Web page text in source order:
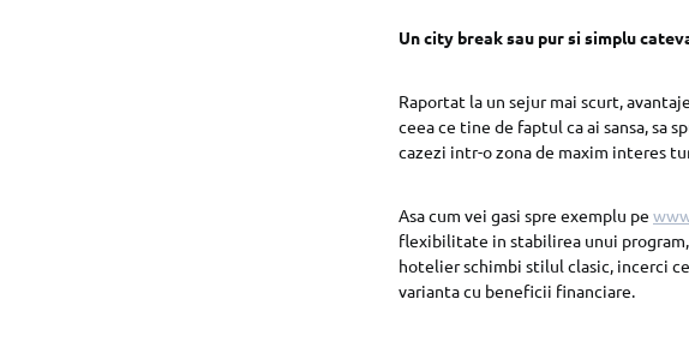
Un city break sau pur si simplu
Raportat la un sejur mai scurt,
ceea ce tine de faptul ca ai sansa, sa
cazezi intr-o zona de maxim interes
Asa cum vei gasi spre exemplu pe
flexibilitate in stabilirea unui
hotelier schimbi stilul clasic, incerci
varianta cu beneficii financiare.